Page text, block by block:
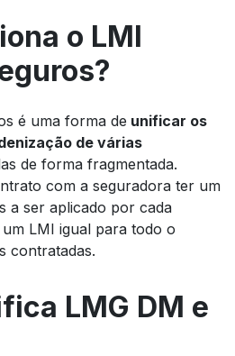
o LMI
é uma forma de unificar os
de várias
de forma fragmentada.
com a seguradora ter um
a ser aplicado por cada
LMI igual para todo o
contratadas.
LMG DM e